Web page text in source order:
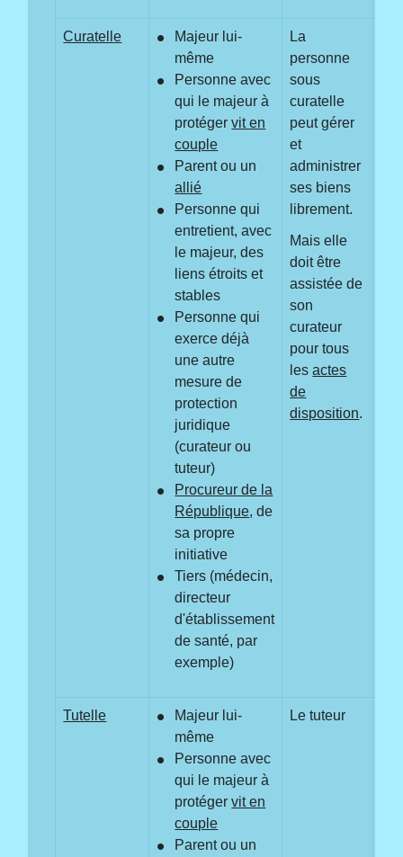
Curatelle
Majeur lui-
même
Personne avec
qui le majeur à
protégervit en
couple
Parent ou un
allié
Personne qui
entretient, avec
le majeur, des
liens étroits et
stables
Personne qui
exerce déjà
une autre
mesure de
protection
juridique
(curateur ou
tuteur)
Procureur de la
République, de
sa propre
initiative
Tiers (médecin,
directeur
d'établissement
de santé, par
exemple)
La
personne
sous
curatelle
peut gérer
et
administrer
ses biens
librement.
Mais elle
doit être
assistée de
son
curateur
pour tous
lesactes
de
disposition.
Tutelle
Majeur lui-
même
Personne avec
qui le majeur à
protégervit en
couple
Parent ou un
Le tuteur